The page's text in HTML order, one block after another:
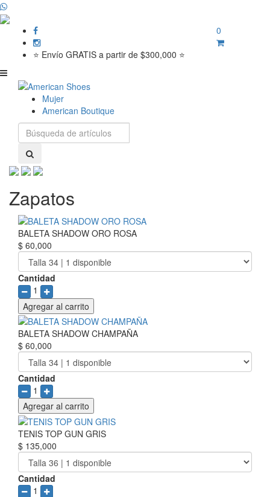
⭐ Envío GRATIS a partir de $300,000 ⭐
0
Mujer
American Boutique
Zapatos
BALETA SHADOW ORO ROSA
$ 60,000
Cantidad
1
Agregar al carrito
BALETA SHADOW CHAMPAÑA
$ 60,000
Cantidad
1
Agregar al carrito
TENIS TOP GUN GRIS
$ 135,000
Cantidad
1